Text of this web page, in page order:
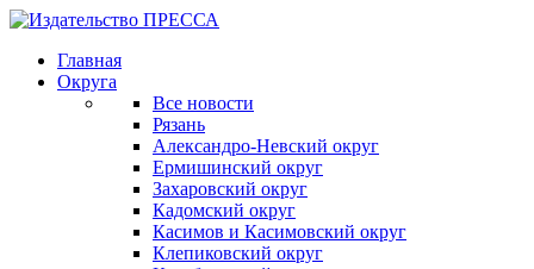
Главная
Округа
Все новости
Рязань
Александро-Невский округ
Ермишинский округ
Захаровский округ
Кадомский округ
Касимов и Касимовский округ
Клепиковский округ